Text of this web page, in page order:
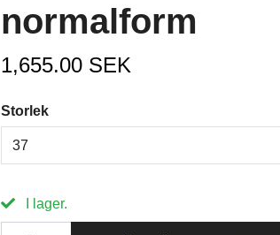
normalform
1,655.00 SEK
Storlek
37
I lager.